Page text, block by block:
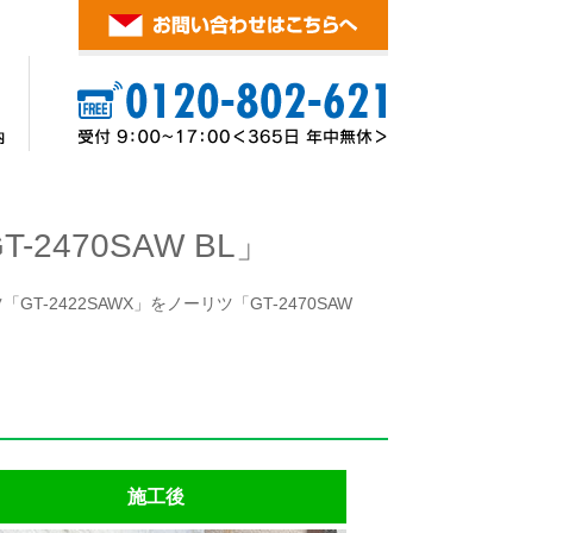
2470SAW BL」
GT-2422SAWX」をノーリツ「GT-2470SAW
施工後